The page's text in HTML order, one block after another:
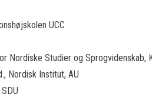
UCC
Nordiske Studier og Sprogvidenskab,
Nordisk Institut, AU